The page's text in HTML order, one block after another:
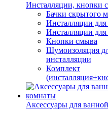
Инсталляции, кнопки
Бачки скрытого
Инсталляции для
Инсталляции для
Кнопки смыва
Шумоизоляция
инсталляции
Комплект
Аксессуары для